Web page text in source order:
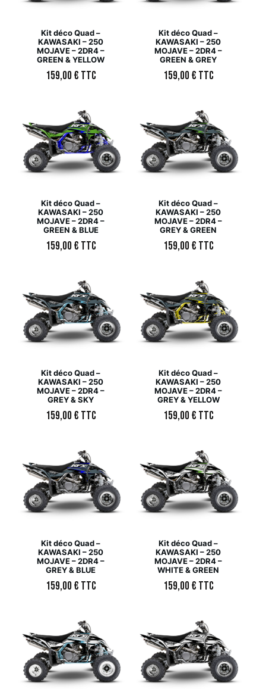
Kit déco Quad –
KAWASAKI – 250
MOJAVE – 2DR4 –
GREEN & YELLOW
159,00€ TTC
Kit déco Quad –
KAWASAKI – 250
MOJAVE – 2DR4 –
GREEN & GREY
159,00€ TTC
Kit déco Quad –
KAWASAKI – 250
MOJAVE – 2DR4 –
GREEN & BLUE
159,00€ TTC
Kit déco Quad –
KAWASAKI – 250
MOJAVE – 2DR4 –
GREY & GREEN
159,00€ TTC
Kit déco Quad –
KAWASAKI – 250
MOJAVE – 2DR4 –
GREY & SKY
159,00€ TTC
Kit déco Quad –
KAWASAKI – 250
MOJAVE – 2DR4 –
GREY & YELLOW
159,00€ TTC
Kit déco Quad –
KAWASAKI – 250
MOJAVE – 2DR4 –
GREY & BLUE
159,00€ TTC
Kit déco Quad –
KAWASAKI – 250
MOJAVE – 2DR4 –
WHITE & GREEN
159,00€ TTC